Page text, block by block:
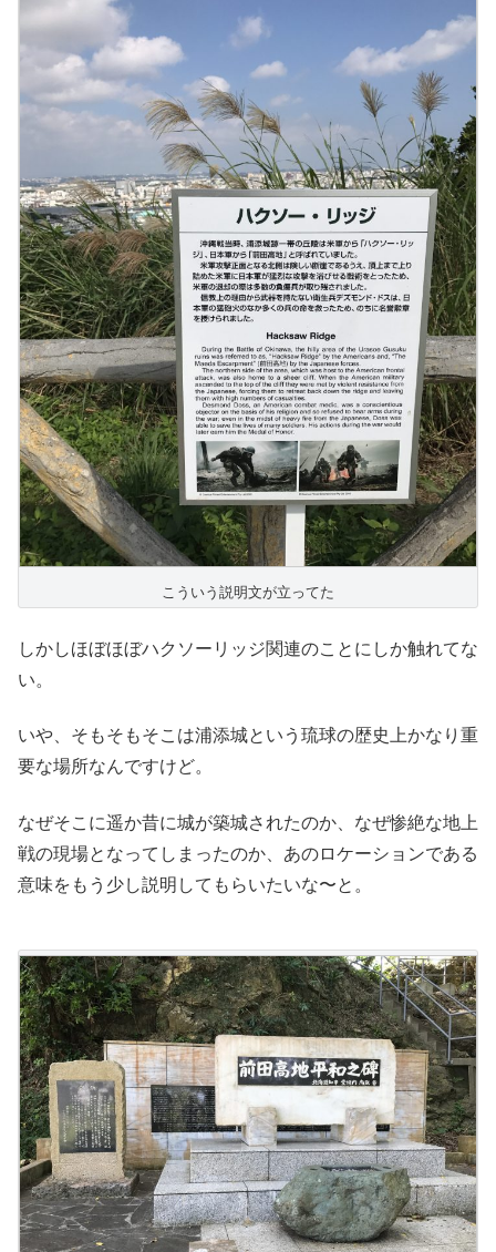
こういう説明文が立ってた
しかしほぼほぼハクソーリッジ関連のことにしか触れてな
い。
いや、そもそもそこは浦添城という琉球の歴史上かなり重
要な場所なんですけど。
なぜそこに遥か昔に城が築城されたのか、なぜ惨絶な地上
戦の現場となってしまったのか、あのロケーションである
意味をもう少し説明してもらいたいな〜と。